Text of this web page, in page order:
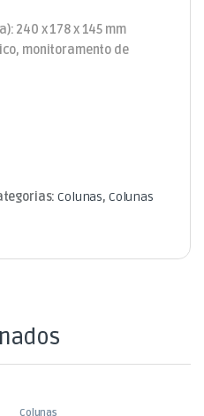
240 x 178 x 145 mm
monitoramento de
Colunas, Colunas
Colunas